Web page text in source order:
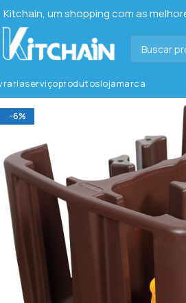
Kitchain, um shopping com as
serviçoprodutoslojamarca
-6%